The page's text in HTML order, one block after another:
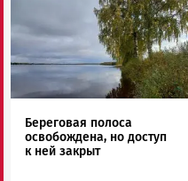
Береговая полоса
освобождена, но доступ
к ней закрыт